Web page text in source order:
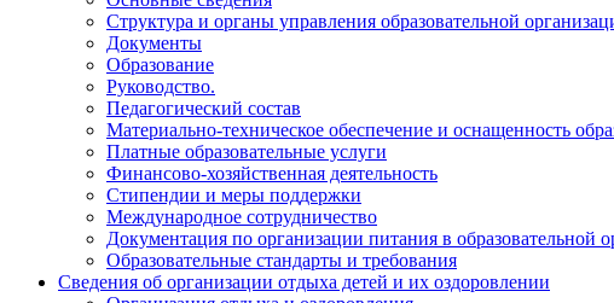
Структура и органы управления образовательной
Документы
Образование
Руководство.
Педагогический состав
Материально-техническое обеспечение и оснащенность
Платные образовательные услуги
Финансово-хозяйственная деятельность
Стипендии и меры поддержки
Международное сотрудничество
Документация по организации питания в образовательной
Образовательные стандарты и требования
Сведения об организации отдыха детей и их оздоровлении